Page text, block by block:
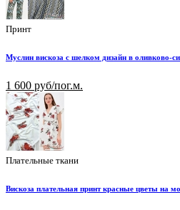
Принт
Муслин вискоза с шелком дизайн в оливково-
1 600 руб/пог.м.
Плательные ткани
Вискоза плательная принт красные цветы на